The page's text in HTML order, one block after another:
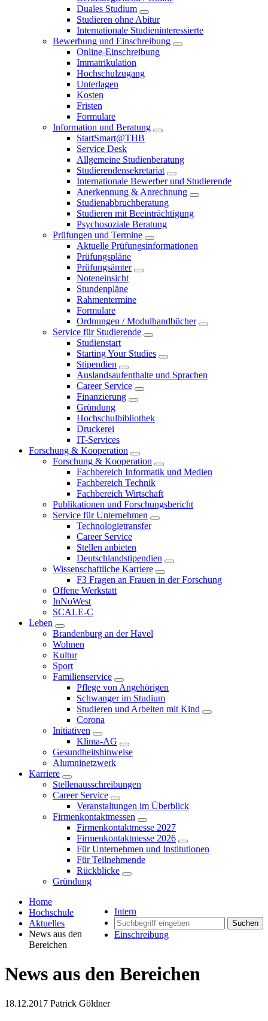
Duales Studium
Studieren ohne Abitur
Internationale Studieninteressierte
Bewerbung und Einschreibung
Online-Einschreibung
Immatrikulation
Hochschulzugang
Unterlagen
Kosten
Fristen
Formulare
Information und Beratung
StartSmart@THB
Service Desk
Allgemeine Studienberatung
Studierendensekretariat
Internationale Bewerber und Studierende
Anerkennung & Anrechnung
Studienabbruchberatung
Studieren mit Beeinträchtigung
Psychosoziale Beratung
Prüfungen und Termine
Aktuelle Prüfungsinformationen
Prüfungspläne
Prüfungsämter
Noteneinsicht
Stundenpläne
Rahmentermine
Formulare
Ordnungen / Modulhandbücher
Service für Studierende
Studienstart
Starting Your Studies
Stipendien
Auslandsaufenthalte und Sprachen
Career Service
Finanzierung
Gründung
Hochschulbibliothek
Druckerei
IT-Services
Forschung & Kooperation
Forschung & Kooperation
Fachbereich Informatik und Medien
Fachbereich Technik
Fachbereich Wirtschaft
Publikationen und Forschungsbericht
Service für Unternehmen
Technologietransfer
Career Service
Stellen anbieten
Deutschlandstipendien
Wissenschaftliche Karriere
F3 Fragen an Frauen in der Forschung
Offene Werkstatt
InNoWest
SCALE-C
Leben
Brandenburg an der Havel
Wohnen
Kultur
Sport
Familienservice
Pflege von Angehörigen
Schwanger im Studium
Studieren und Arbeiten mit Kind
Corona
Initiativen
Klima-AG
Gesundheitshinweise
Alumninetzwerk
Karriere
Stellenausschreibungen
Career Service
Veranstaltungen im Überblick
Firmenkontaktmessen
Firmenkontaktmesse 2027
Firmenkontaktmesse 2026
Für Unternehmen und Institutionen
Für Teilnehmende
Rückblicke
Gründung
Intern
Suchen
Einschreibung
Home
Hochschule
Aktuelles
News aus den
Bereichen
News aus den Bereichen
18.12.2017 Patrick Göldner